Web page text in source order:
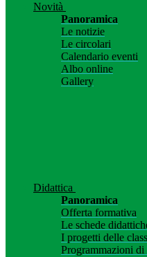
Novità
Panoramica
Le notizie
Le circolari
Calendario eventi
Albo online
Gallery
Didattica
Panoramica
Offerta formativa
Le schede
I progetti delle
Programmazioni